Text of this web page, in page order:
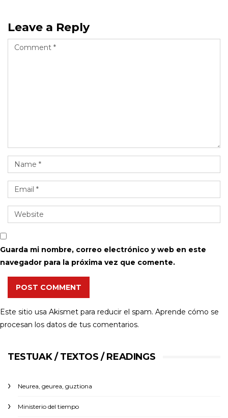
Leave a Reply
Guarda mi nombre, correo electrónico y web en este
navegador para la próxima vez que comente.
POST COMMENT
Este sitio usa Akismet para reducir el spam. Aprende cómo se
procesan los datos de tus comentarios.
TESTUAK / TEXTOS / READINGS
Neurea, geurea, guztiona
Ministerio del tiempo